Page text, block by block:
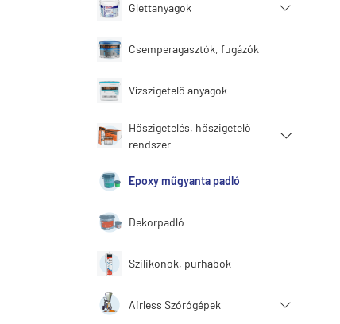
Glettanyagok
Csemperagasztók, fugázók
Vízszigetelő anyagok
Hőszigetelés, hőszigetelő
rendszer
Epoxy műgyanta padló
Dekorpadló
Szilikonok, purhabok
Airless Szórógépek